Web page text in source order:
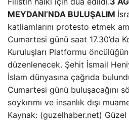
MEYDANI’NDA BULUŞALIM
katliamlarını protesto etmek
Cumartesi günü saat 17.30’da
Kuruluşları Platformu
düzenlenecek. Şehit İsmail
İslam dünyasına çağrıda
Cumartesi günü buluşacağını
soykırımı ve insanlık dışı
Kaynak: (guzelhaber.net) Güzel